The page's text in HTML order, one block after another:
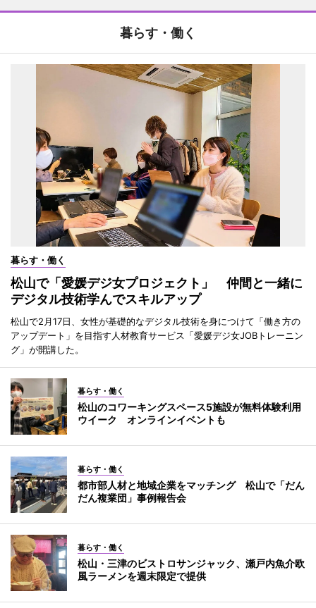
暮らす・働く
暮らす・働く
松山で「愛媛デジ女プロジェクト」 仲間と一緒に
デジタル技術学んでスキルアップ
松山で2月17日、女性が基礎的なデジタル技術を身につけて「働き方の
アップデート」を目指す人材教育サービス「愛媛デジ女JOBトレーニン
グ」が開講した。
暮らす・働く
松山のコワーキングスペース5施設が無料体験利用
ウイーク オンラインイベントも
暮らす・働く
都市部人材と地域企業をマッチング 松山で「だん
だん複業団」事例報告会
暮らす・働く
松山・三津のビストロサンジャック、瀬戸内魚介欧
風ラーメンを週末限定で提供